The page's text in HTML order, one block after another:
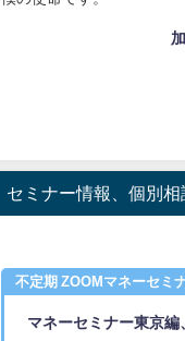
セミナー情報、個別相
不定期 ZOOMマネーセミ
マネーセミナー東京編